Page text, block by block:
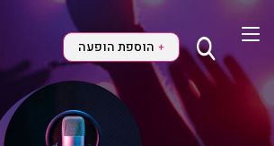
+ הוספת הופעה